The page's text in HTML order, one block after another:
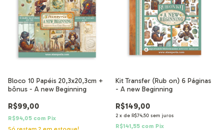
Bloco 10 Papéis 20,3x20,3cm +
bônus - A new Beginning
R$99,00
R$94,05 com Pix
Kit Transfer (Rub on) 6 Páginas
- A new Beginning
R$149,00
2 x de R$74,50 sem juros
R$141,55 com Pix